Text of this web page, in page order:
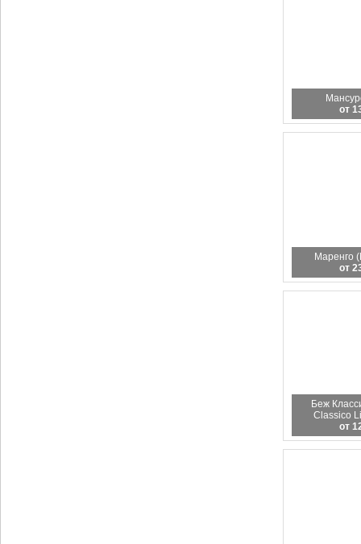
от
Маренго
от
Беж
Classico
от